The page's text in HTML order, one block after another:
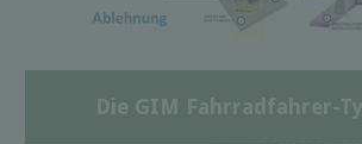
Die GIM Fahrradfahrer-